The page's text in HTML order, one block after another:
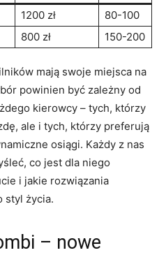
1200 ‌zł
80-100
800 ​zł 150-200
mają swoje⁤ miejsca na
powinien być zależny od
kierowcy – tych, którzy
ale i tych, którzy preferują⁤
osiągi. Każdy z nas
co jest ⁣dla niego⁣
⁣i jakie rozwiązania
styl⁤ życia.
– nowe